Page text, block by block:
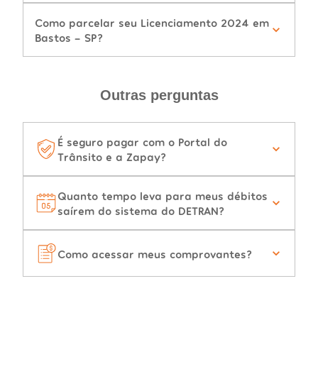
Como parcelar seu Licenciamento 2024 em
Bastos - SP?
Outras perguntas
É seguro pagar com o Portal do
Trânsito e a Zapay?
Quanto tempo leva para meus débitos
saírem do sistema do DETRAN?
Como acessar meus comprovantes?